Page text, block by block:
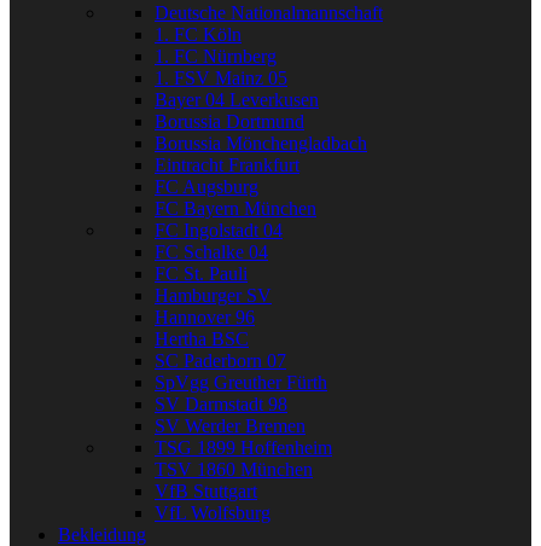
Deutsche Nationalmannschaft
1. FC Köln
1. FC Nürnberg
1. FSV Mainz 05
Bayer 04 Leverkusen
Borussia Dortmund
Borussia Mönchengladbach
Eintracht Frankfurt
FC Augsburg
FC Bayern München
FC Ingolstadt 04
FC Schalke 04
FC St. Pauli
Hamburger SV
Hannover 96
Hertha BSC
SC Paderborn 07
SpVgg Greuther Fürth
SV Darmstadt 98
SV Werder Bremen
TSG 1899 Hoffenheim
TSV 1860 München
VfB Stuttgart
VfL Wolfsburg
Bekleidung